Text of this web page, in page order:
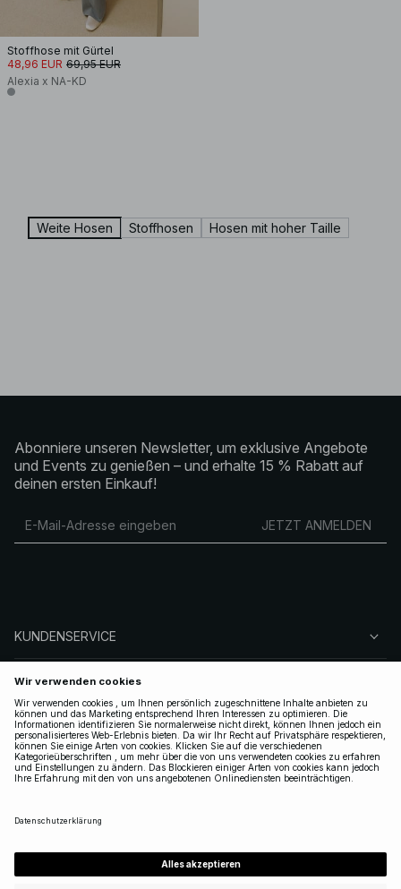
Stoffhose mit Gürtel
48,96 EUR 69,95 EUR
Alexia x NA-KD
Weite Hosen Stoffhosen Hosen mit hoher Taille
Abonniere unseren Newsletter, um exklusive Angebote
und Events zu genießen – und erhalte 15 % Rabatt auf
deinen ersten Einkauf!
JETZT ANMELDEN
KUNDENSERVICE
ÜBER NA-KD
FOLGEN SIE UNS
LEGAL